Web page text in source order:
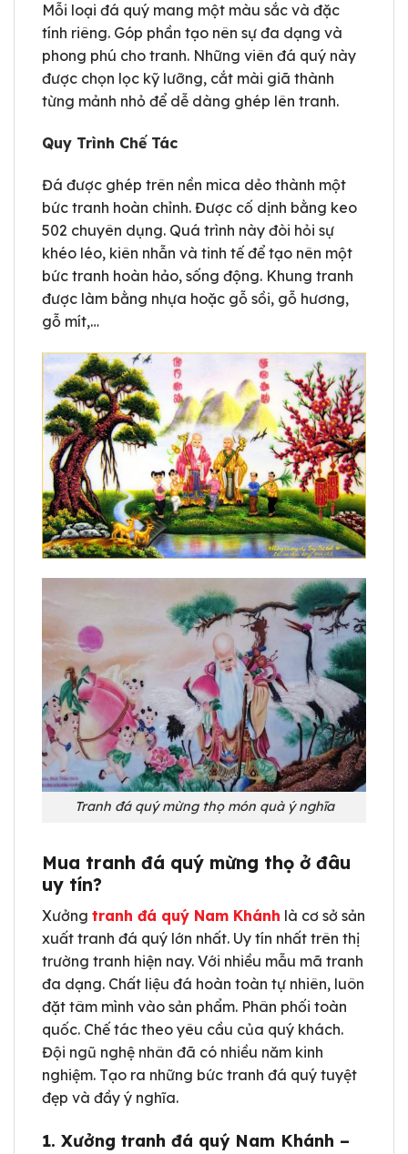
Mỗi loại đá quý mang một màu sắc và đặc
tính riêng. Góp phần tạo nên sự đa dạng và
phong phú cho tranh. Những viên đá quý này
được chọn lọc kỹ lưỡng, cắt mài giã thành
từng mảnh nhỏ để dễ dàng ghép lên tranh.
Quy Trình Chế Tác
Đá được ghép trên nền mica dẻo thành một
bức tranh hoàn chỉnh. Được cố dịnh bằng keo
502 chuyên dụng. Quá trình này đòi hỏi sự
khéo léo, kiên nhẫn và tinh tế để tạo nên một
bức tranh hoàn hảo, sống động. Khung tranh
được làm bằng nhựa hoặc gỗ sồi, gỗ hương,
gỗ mít,…
Tranh đá quý mừng thọ món quà ý nghĩa
Mua tranh đá quý mừng thọ ở đâu
uy tín?
Xưởng tranh đá quý Nam Khánh là cơ sở sản
xuất tranh đá quý lớn nhất. Uy tín nhất trên thị
trường tranh hiện nay. Với nhiều mẫu mã tranh
đa dạng. Chất liệu đá hoàn toàn tự nhiên, luôn
đặt tâm mình vào sản phẩm. Phân phối toàn
quốc. Chế tác theo yêu cầu của quý khách.
Đội ngũ nghệ nhân đã có nhiều năm kinh
nghiệm. Tạo ra những bức tranh đá quý tuyệt
đẹp và đầy ý nghĩa.
1. Xưởng tranh đá quý Nam Khánh –